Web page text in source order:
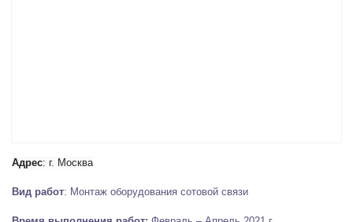
Адрес: г. Москва
Вид работ: Монтаж оборудования сотовой связи